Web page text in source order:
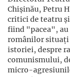
Chișinău, Petru
critici de teatru
fiind "pacea",
românilor situați
istoriei, despre
comunismului,
micro-